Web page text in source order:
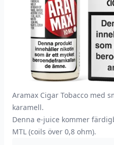
Aramax Cigar Tobacco med
karamell.
Denna e-juice kommer
MTL (coils över 0,8 ohm).